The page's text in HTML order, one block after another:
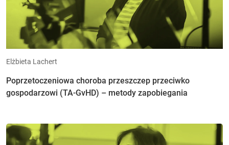
Elżbieta Lachert
Poprzetoczeniowa choroba przeszczep przeciwko
gospodarzowi (TA-GvHD) – metody zapobiegania